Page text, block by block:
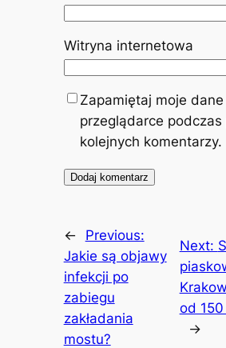
Witryna internetowa
Zapamiętaj moje
przeglądarce podczas
kolejnych komentarzy.
←
Previous:
Jakie są objawy
infekcji po
zabiegu
zakładania
mostu?
Next:
od
→